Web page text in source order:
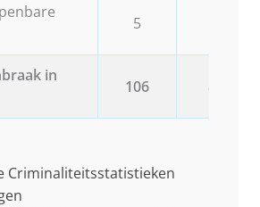
5
in
106 87
Criminaliteitsstatistieken